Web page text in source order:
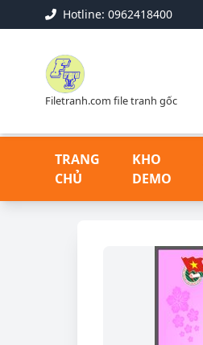
Hotline: 0962418400
Filetranh.com file tranh gốc
TRANG
CHỦ
KHO
DEMO